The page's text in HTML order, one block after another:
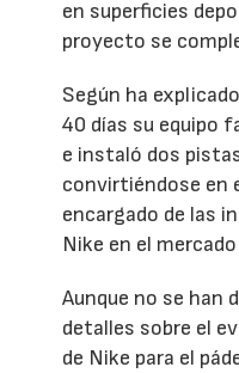
en superficies
proyecto se
Según ha
40 días su equipo
e instaló dos
convirtiéndose en
encargado de las
Nike en el
Aunque no se han
detalles sobre el
de Nike para el